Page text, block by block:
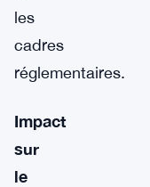
les
cadres
réglementaires.
Impact
sur
le